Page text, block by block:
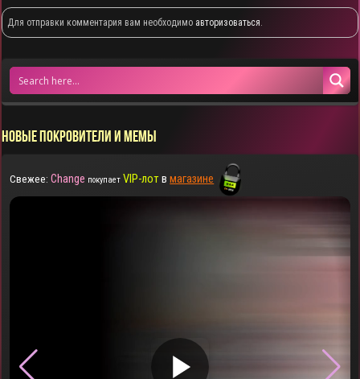
Для отправки комментария вам необходимо авторизоваться.
НОВЫЕ ПОКРОВИТЕЛИ И МЕМЫ
Свежее: Change покупает VIP-лотвмагазине
▶